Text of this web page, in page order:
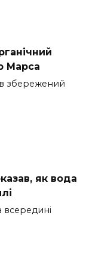
Марса
збережений
як вода